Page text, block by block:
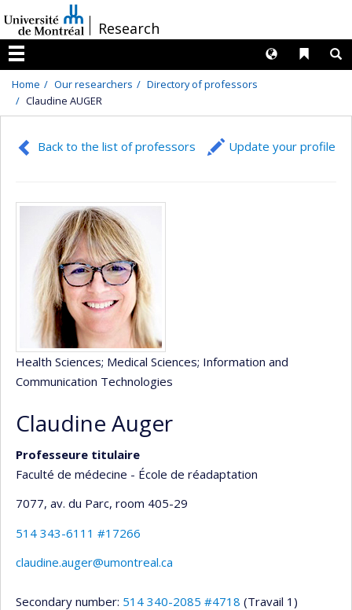
au
contenu
/Research
Menu
Liens
Langues
Home Our researchers
Directory of professors
Claudine AUGER
Back to the list of professors Update your profile
Health Sciences; Medical Sciences; Information and
Communication Technologies
Claudine Auger
Professeure titulaire
Faculté de médecine - École de réadaptation
7077, av. du Parc, room 405-29
514 343-6111 #17266
claudine.auger@umontreal.ca
Secondary number: 514 340-2085 #4718 (Travail 1)